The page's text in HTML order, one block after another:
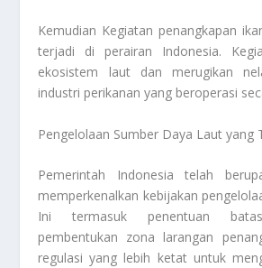
Kemudian Kegiatan penangkapan
terjadi di perairan Indonesia.
ekosistem laut dan merugikan
industri perikanan yang beroperasi
Pengelolaan Sumber Daya Laut yang
Pemerintah Indonesia telah
memperkenalkan kebijakan
Ini termasuk penentuan batas
pembentukan zona larangan
regulasi yang lebih ketat untuk